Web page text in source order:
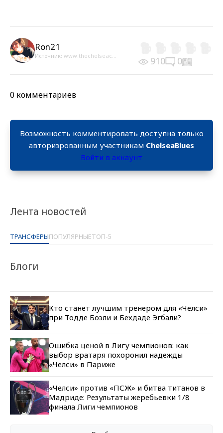
Лента новостей
ТРАНСФЕРЫПОПУЛЯРНЫЕТОП-5
Блоги
Кто станет лучшим тренером для «Челси»
при Тодде Боэли и Бехдаде Эгбали?
Ошибка ценой в Лигу чемпионов: как
выбор вратаря похоронил надежды
«Челси» в Париже
«Челси» против «ПСЖ» и битва титанов в
Мадриде: Результаты жеребьевки 1/8
финала Лиги чемпионов
Ron21
Источник: www.thechelseac... 910 0
0 комментариев
Возможность комментировать доступна только
авторизрованным участникам ChelseaBlues
Войти в аккаунт